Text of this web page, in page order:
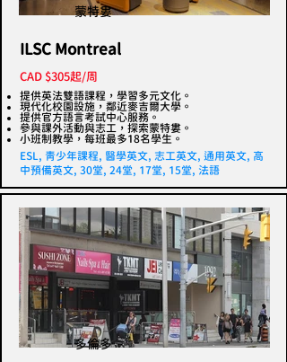
蒙特婁
ILSC Montreal
CAD $305起/周
提供英法雙語課程，學習多元文化。
現代化校園設施，鄰近麥吉爾大學。
提供官方語言考試中心服務。
參與課外活動與志工，探索蒙特婁。
小班制教學，每班最多18名學生。
ESL, 青少年課程, 醫學英文, 志工英文, 通用英文, 高
中預備英文, 30堂, 24堂, 17堂, 15堂, 法語
多倫多